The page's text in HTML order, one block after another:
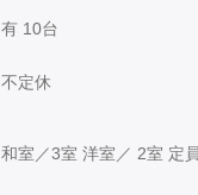
有 10台
不定休
和室／3室 洋室／ 2室 定